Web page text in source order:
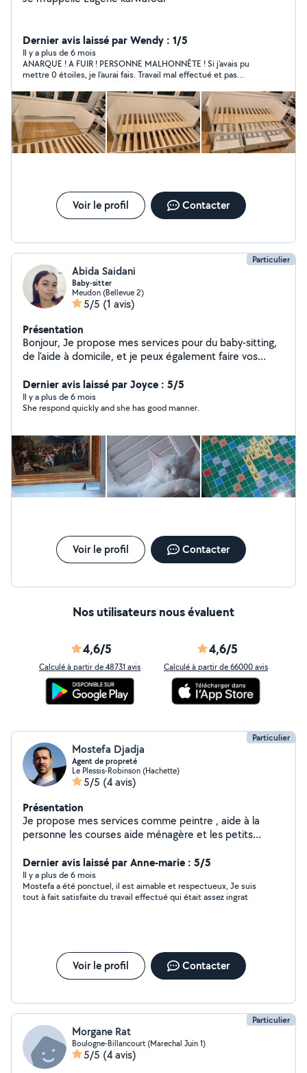
Dernier avis laissé par Wendy : 1/5
Il y a plus de 6 mois
ANARQUE ! A FUIR ! PERSONNE MALHONNÊTE ! Si j’avais pu
mettre 0 étoiles, je l’aurai fais. Travail mal effectué et pas
jamais revenu finir le travail. C’est ma première expérience sur
cette application et j’en suis extrêmement déçue.
Voir le profil Contacter
Particulier
Abida Saidani
Baby-sitter
Meudon (Bellevue 2)
5/5 (1 avis)
Présentation
Bonjour, Je propose mes services pour du baby-sitting,
de l'aide à domicile, et je peux également faire vos
enseigner ces langues à vos enfants ou à toute
personne intéressée. En plus, j'offre mes services pour
la garde d'animaux, que ce soit pour les nourrir, les
votre absence. N'hésitez pas à me contacter pour plus
d'informations !
Dernier avis laissé par Joyce : 5/5
Il y a plus de 6 mois
She respond quickly and she has good manner.
Voir le profil Contacter
Nos utilisateurs nous évaluent
4,6/5
Calculé à partir de 48731 avis
4,6/5
Calculé à partir de 66000 avis
Particulier
Mostefa Djadja
Agent de propreté
Le Plessis-Robinson (Hachette)
5/5 (4 avis)
Présentation
Je propose mes services comme peintre , aide à la
personne les courses aide ménagère et les petits
Dernier avis laissé par Anne-marie : 5/5
Il y a plus de 6 mois
Mostefa a été ponctuel, il est aimable et respectueux, Je suis
tout à fait satisfaite du travail effectué qui était assez ingrat
Voir le profil Contacter
Particulier
Morgane Rat
Boulogne-Billancourt (Marechal Juin 1)
5/5 (4 avis)